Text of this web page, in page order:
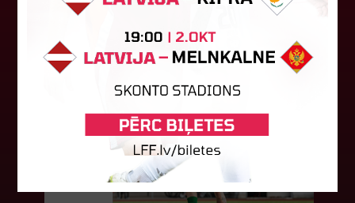
0:2 zaudēja Čehijas "Jablonec"...
06. augusts 2026.